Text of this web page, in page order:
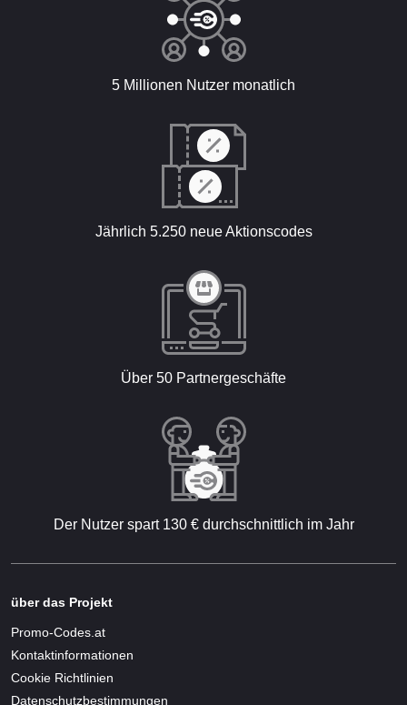
5 Millionen Nutzer monatlich
Jährlich 5.250 neue Aktionscodes
Über 50 Partnergeschäfte
Der Nutzer spart 130 € durchschnittlich im Jahr
über das Projekt
Promo-Codes.at
Kontaktinformationen
Cookie Richtlinien
Datenschutzbestimmungen